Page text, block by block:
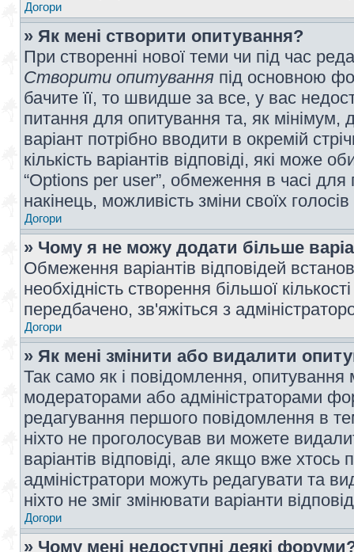
Догори
» Як мені створити опитування?
При створенні нової теми чи під час
Створити опитування під основною
бачите її, то швидше за все, у вас
питання для опитування та, як мінімум,
варіант потрібно вводити в окремій
кількість варіантів відповіді, які може
“Options per user”, обмеження в часі для
накінець, можливість зміни своїх
Догори
» Чому я не можу додати більше
Обмеження варіантів відповідей
необхідність створення більшої
передбачено, зв'яжіться з
Догори
» Як мені змінити або видалити
Так само як і повідомлення,
модераторами або адміністраторами
редагування першого повідомлення в
ніхто не проголосував ви можете
варіантів відповіді, але якщо вже
адміністратори можуть редагувати та
ніхто не зміг змінювати варіанти
Догори
» Чому мені недоступні деякі